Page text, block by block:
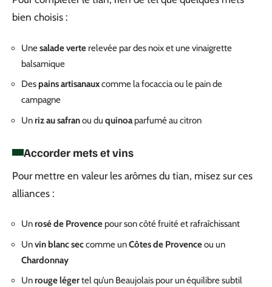
bien choisis :
Unesalade verte relevée par des noix et une vinaigrette
balsamique
Despains artisanauxcomme la focaccia ou le pain de
campagne
Unriz au safranou du quinoaparfumé au citron
Accorder mets et vins
Pour mettre en valeur les arômes du tian, misez sur ces
alliances :
Unrosé de Provence pour son côté fruité et rafraîchissant
Unvin blanc seccomme unCôtes de Provenceou un
Chardonnay
Unrouge légertel qu’un Beaujolais pour un équilibre subtil